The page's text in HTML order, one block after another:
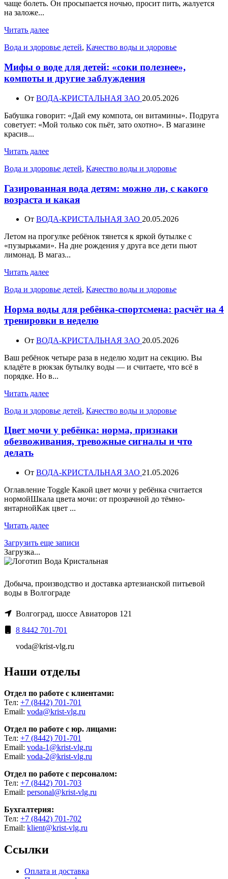
чаще болеть. Он просыпается ночью, просит пить, жалуется
на заложе...
Читать далее
Вода и здоровье детей, Качество воды и здоровье
Мифы о воде для детей: «соки полезнее»,
компоты и другие заблуждения
От ВОДА-КРИСТАЛЬНАЯ ЗАО 20.05.2026
Бабушка говорит: «Дай ему компота, он витамины». Подруга
советует: «Мой только сок пьёт, зато охотно». В магазине
красив...
Читать далее
Вода и здоровье детей, Качество воды и здоровье
Газированная вода детям: можно ли, с какого
возраста и какая
От ВОДА-КРИСТАЛЬНАЯ ЗАО 20.05.2026
Летом на прогулке ребёнок тянется к яркой бутылке с
«пузырьками». На дне рождения у друга все дети пьют
лимонад. В магаз...
Читать далее
Вода и здоровье детей, Качество воды и здоровье
Норма воды для ребёнка-спортсмена: расчёт на 4
тренировки в неделю
От ВОДА-КРИСТАЛЬНАЯ ЗАО 20.05.2026
Ваш ребёнок четыре раза в неделю ходит на секцию. Вы
кладёте в рюкзак бутылку воды — и считаете, что всё в
порядке. Но в...
Читать далее
Вода и здоровье детей, Качество воды и здоровье
Цвет мочи у ребёнка: норма, признаки
обезвоживания, тревожные сигналы и что
делать
От ВОДА-КРИСТАЛЬНАЯ ЗАО 21.05.2026
Оглавление Toggle Какой цвет мочи у ребёнка считается
нормойШкала цвета мочи: от прозрачной до тёмно-
янтарнойКак цвет ...
Читать далее
Загрузить еще записи
Загрузка...
Добыча, производство и доставка артезианской питьевой
воды в Волгограде
Волгоград, шоссе Авиаторов 121
8 8442 701-701
voda@krist-vlg.ru
Наши отделы
Отдел по работе с клиентами:
Тел: +7 (8442) 701-701
Email: voda@krist-vlg.ru
Отдел по работе с юр. лицами:
Тел: +7 (8442) 701-701
Email: voda-1@krist-vlg.ru
Email: voda-2@krist-vlg.ru
Отдел по работе с персоналом:
Тел: +7 (8442) 701-703
Email: personal@krist-vlg.ru
Бухгалтерия:
Тел: +7 (8442) 701-702
Email: klient@krist-vlg.ru
Ссылки
Оплата и доставка